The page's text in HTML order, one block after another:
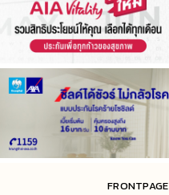
FRONTPAGE